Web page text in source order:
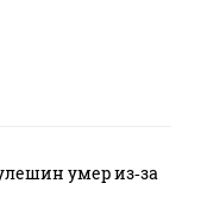
умер из‑за